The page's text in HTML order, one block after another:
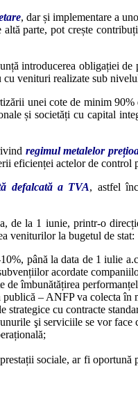
, dar și implementare a
parte, pot crește
introducerea obligației
venituri realizate sub
unei cote de minim
și societăți cu capital
regimul metalelor
eficienței actelor de
defalcată a TVA, astfel
de la 1 iunie, printr-o
veniturilor la bugetul de stat:
până la data de 1 iulie
acordate
îmbunătățirea
– ANFP va colecta
cu contracte
şi serviciile se vor
sociale, ar fi